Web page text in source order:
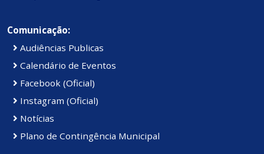
Comunicação:
Audiências Publicas
Calendário de Eventos
Facebook (Oficial)
Instagram (Oficial)
Notícias
Plano de Contingência Municipal